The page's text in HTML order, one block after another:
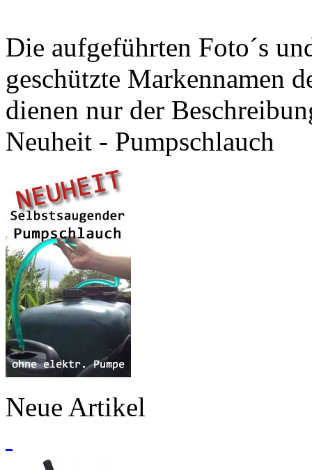
Die aufgeführten Foto´s
geschützte Markennamen
dienen nur der
Neuheit - Pumpschlauch
Neue Artikel